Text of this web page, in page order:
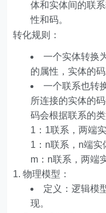
体和实体间的联
性和码。
转化规则：
一个实体转换
的属性，实体的
一个联系也转
所连接的实体的
码会根据联系的
1：1联系，两端
1：n联系，n端实
m：n联系，两端
物理模型：
定义：逻辑模
现。